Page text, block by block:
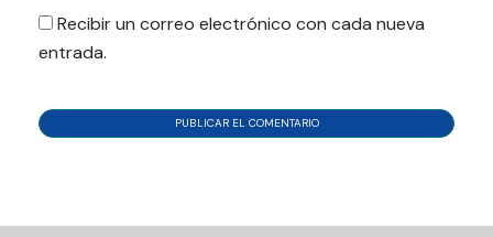
Recibir un correo electrónico con cada nueva
entrada.